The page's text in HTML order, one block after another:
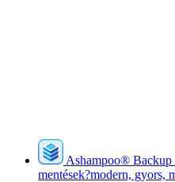
Ashampoo® Backup
mentések?modern, gyors,